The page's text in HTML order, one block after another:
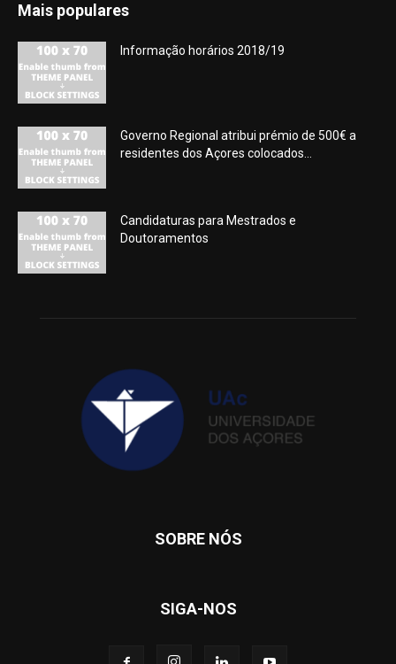
Mais populares
Informação horários 2018/19
Governo Regional atribui prémio de 500€ a
residentes dos Açores colocados...
Candidaturas para Mestrados e
Doutoramentos
SOBRE NÓS
SIGA-NOS